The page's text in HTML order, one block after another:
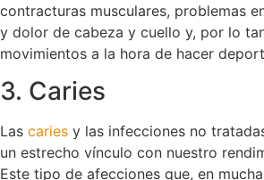
contracturas musculares, problemas
y dolor de cabeza y cuello y, por lo
movimientos a la hora de hacer
3. Caries
Las caries y las infecciones no
un estrecho vínculo con nuestro
Este tipo de afecciones que, en